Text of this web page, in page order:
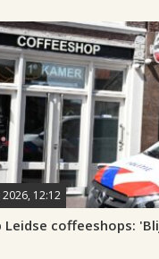
12:12
Leidse coffeeshops: